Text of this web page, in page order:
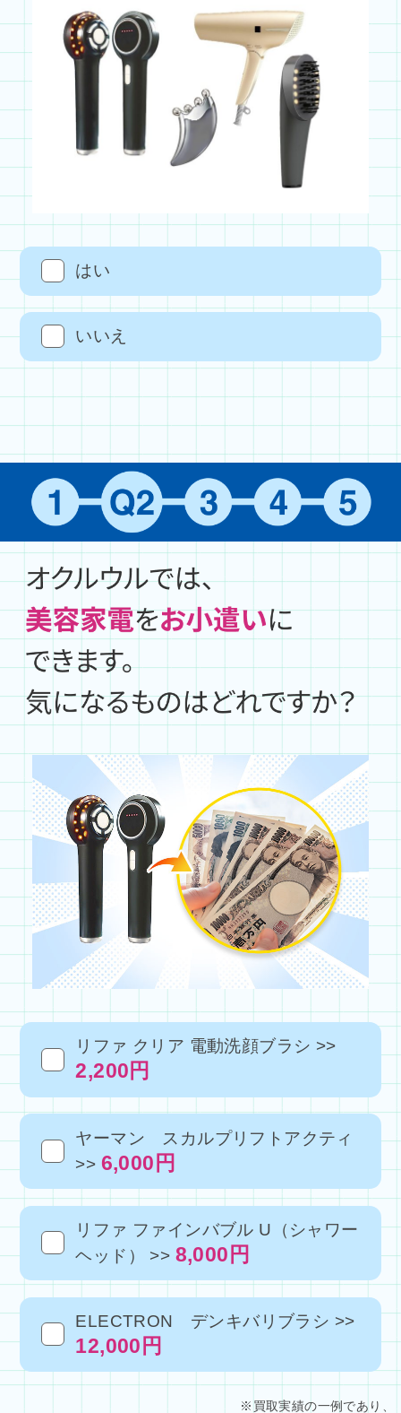
はい
いいえ
リファ クリア 電動洗顔ブラシ >>
2,200円
ヤーマン スカルプリフトアクティ
>> 6,000円
リファ ファインバブル U（シャワー
ヘッド） >> 8,000円
ELECTRON デンキバリブラシ >>
12,000円
※買取実績の一例であり、